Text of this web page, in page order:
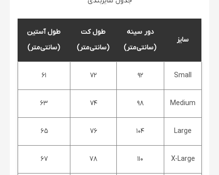
سایز
دور سینه
(سانتی‌متر)
طول کت
(سانتی‌متر)
طول آستین
(سانتی‌متر)
Small
92
72
61
Medium
98
74
63
Large
104
76
65
X-Large
110
78
67